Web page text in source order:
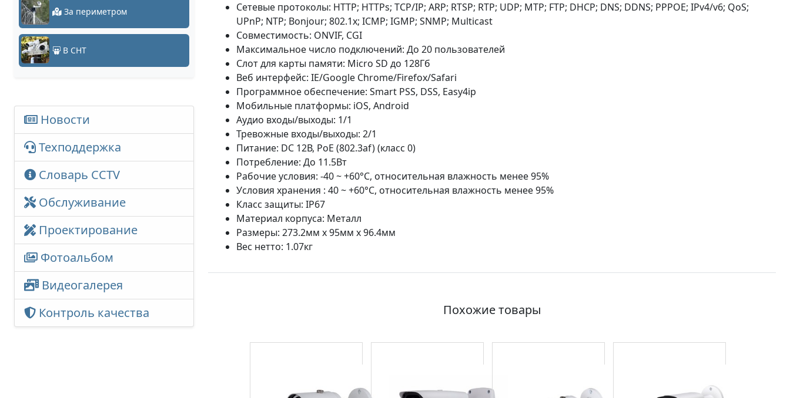
За периметром
В СНТ
Новости
Техподдержка
Словарь CCTV
Обслуживание
Проектирование
Фотоальбом
Видеогалерея
Контроль качества
Сетевые протоколы: HTTP; HTTPs; TCP/IP; ARP; RTSP; RTP; UDP; MTP; FTP; DHCP; DNS; DDNS; PPPOE; IPv4/v6; QoS;
UPnP; NTP; Bonjour; 802.1x; ICMP; IGMP; SNMP; Multicast
Совместимость: ONVIF, CGI
Максимальное число подключений: До 20 пользователей
Cлот для карты памяти: Micro SD до 128Гб
Веб интерфейс: IE/Google Chrome/Firefox/Safari
Программное обеспечение: Smart PSS, DSS, Easy4ip
Мобильные платформы: iOS, Android
Аудио входы/выходы: 1/1
Тревожные входы/выходы: 2/1
Питание: DC 12В, PoE (802.3af) (класс 0)
Потребление: До 11.5Вт
Рабочие условия: -40 ~ +60°C, относительная влажность менее 95%
Условия хранения : 40 ~ +60°C, относительная влажность менее 95%
Класс защиты: IP67
Материал корпуса: Металл
Размеры: 273.2мм x 95мм x 96.4мм
Вес нетто: 1.07кг
Похожие товары